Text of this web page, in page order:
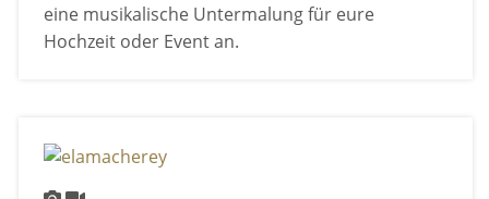
eine musikalische Untermalung für eure
Hochzeit oder Event an.